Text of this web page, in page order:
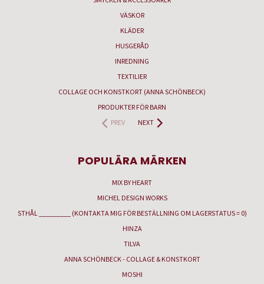
VÄSKOR
KLÄDER
HUSGERÅD
INREDNING
TEXTILIER
COLLAGE OCH KONSTKORT (ANNA SCHÖNBECK)
PRODUKTER FÖR BARN
PREV
NEXT
POPULÄRA MÄRKEN
MIX BY HEART
MICHEL DESIGN WORKS
STHÅL _________ (KONTAKTA MIG FÖR BESTÄLLNING OM LAGERSTATUS = 0)
HINZA
TILVA
ANNA SCHÖNBECK - COLLAGE & KONSTKORT
MOSHI